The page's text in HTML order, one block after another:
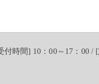
時間] 10：00～17：00 /